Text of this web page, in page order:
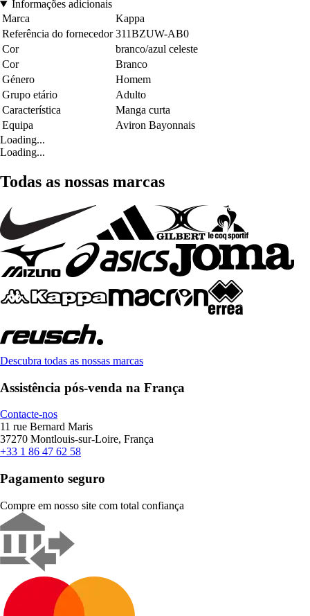
Informações adicionais
Marca
Kappa
Referência do fornecedor 311BZUW-AB0
Cor
branco/azul celeste
Cor
Branco
Género
Homem
Grupo etário
Adulto
Característica
Manga curta
Equipa
Aviron Bayonnais
Loading...
Loading...
Todas as nossas marcas
Descubra todas as nossas marcas
Assistência pós-venda na França
Contacte-nos
11 rue Bernard Maris
37270 Montlouis-sur-Loire, França
+33 1 86 47 62 58
Pagamento seguro
Compre em nosso site com total confiança